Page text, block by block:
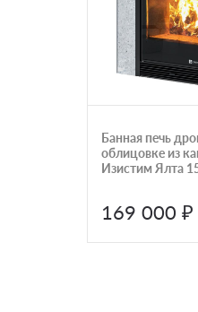
Банная печь
облицовке из
Изистим Ялта
169 000 ₽